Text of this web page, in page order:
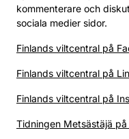
kommenterare och
sociala medier sidor.
Finlands viltcentral på
Finlands viltcentral på
Finlands viltcentral på
Tidningen Metsästäjä